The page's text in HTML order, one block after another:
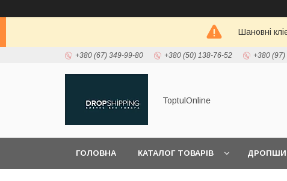
Шановні
+380 (67) 349-99-80 +380 (50) 138-76-52 +380
ToptulOnline
ГОЛОВНА КАТАЛОГ ТОВАРІВ